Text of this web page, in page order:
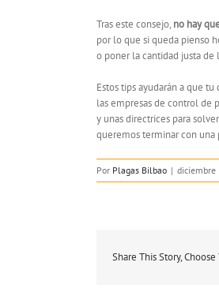
Tras este consejo, no hay
por lo que si queda pienso
o poner la cantidad justa
Estos tips ayudarán a que
las empresas de control de
y unas directrices para
queremos terminar con una
Por Plagas Bilbao | diciembre
Share This Story,